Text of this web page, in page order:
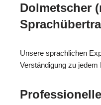
Dolmetscher
Unsere sprachlichen
Verständigung zu jedem